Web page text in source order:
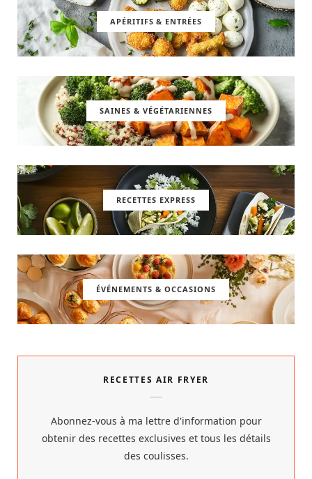
APÉRITIFS & ENTRÉES
SAINES & VÉGÉTARIENNES
RECETTES EXPRESS
ÉVÉNEMENTS & OCCASIONS
RECETTES AIR FRYER
Abonnez-vous à ma lettre d'information pour
obtenir des recettes exclusives et tous les détails
des coulisses.